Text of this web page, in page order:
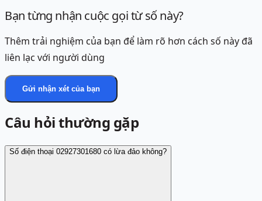
Bạn từng nhận cuộc gọi từ số này?
Thêm trải nghiệm của bạn để làm rõ hơn cách số này đã
liên lạc với người dùng
Gửi nhận xét của bạn
Câu hỏi thường gặp
Số điện thoại 02927301680 có lừa đảo không?